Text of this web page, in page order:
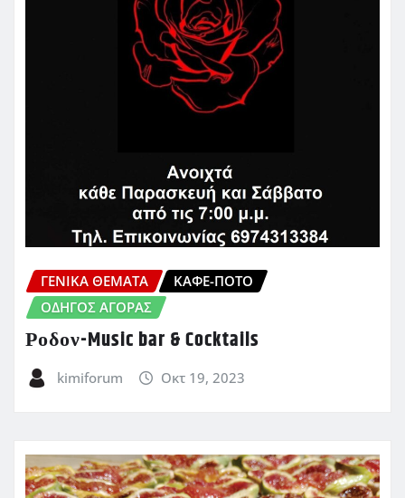
ΓΕΝΙΚΑ ΘΕΜΑΤΑ
ΚΑΦΈ-ΠΟΤΌ
ΟΔΗΓΌΣ ΑΓΟΡΆΣ
Ροδον-Music bar & Cocktails
kimiforum Οκτ 19, 2023